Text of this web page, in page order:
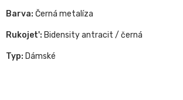
Barva: Černá metalíza
Rukojet': Bidensity antracit / černá
Typ: Dámské